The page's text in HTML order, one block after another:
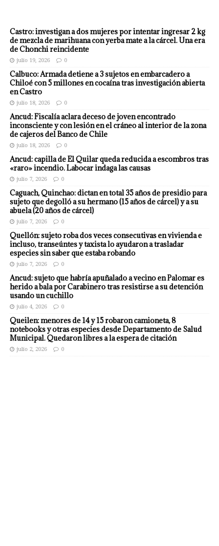
Castro: investigan a dos mujeres por intentar ingresar 2 kg
de mezcla de marihuana con yerba mate a la cárcel. Una era
de Chonchi reincidente
julio 19, 2026 0
Calbuco: Armada detiene a 3 sujetos en embarcadero a
Chiloé con 5 millones en cocaína tras investigación abierta
en Castro
julio 18, 2026 0
Ancud: Fiscalía aclara deceso de joven encontrado
inconsciente y con lesión en el cráneo al interior de la zona
de cajeros del Banco de Chile
julio 18, 2026 0
Ancud: capilla de El Quilar queda reducida a escombros tras
«raro» incendio. Labocar indaga las causas
julio 7, 2026 0
Caguach, Quinchao: dictan en total 35 años de presidio para
sujeto que degolló a su hermano (15 años de cárcel) y a su
abuela (20 años de cárcel)
julio 7, 2026 0
Quellón: sujeto roba dos veces consecutivas en vivienda e
incluso, transeúntes y taxista lo ayudaron a trasladar
especies sin saber que estaba robando
julio 7, 2026 0
Ancud: sujeto que habría apuñalado a vecino en Palomar es
herido a bala por Carabinero tras resistirse a su detención
usando un cuchillo
julio 4, 2026 0
Queilen: menores de 14 y 15 robaron camioneta, 8
notebooks y otras especies desde Departamento de Salud
Municipal. Quedaron libres a la espera de citación
julio 2, 2026 0